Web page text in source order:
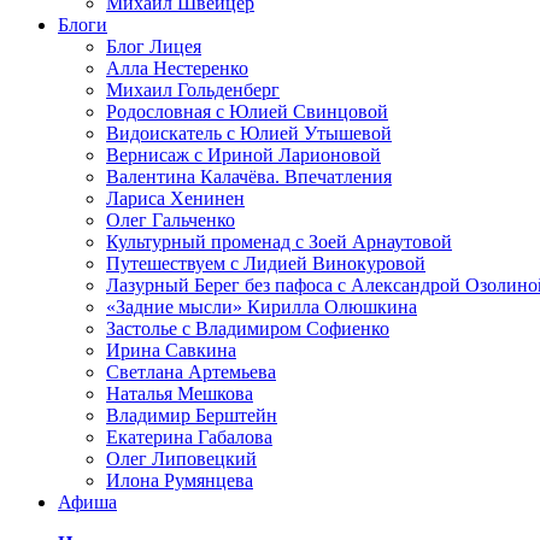
Блоги
Блог Лицея
Алла Нестеренко
Михаил Гольденберг
Родословная с Юлией Свинцовой
Видоискатель с Юлией Утышевой
Вернисаж с Ириной Ларионовой
Валентина Калачёва. Впечатления
Лариса Хенинен
Олег Гальченко
Культурный променад с Зоей Арнаутовой
Путешествуем с Лидией Винокуровой
Лазурный Берег без пафоса с Александрой
«Задние мысли» Кирилла Олюшкина
Застолье с Владимиром Софиенко
Ирина Савкина
Светлана Артемьева
Наталья Мешкова
Владимир Берштейн
Екатерина Габалова
Олег Липовецкий
Илона Румянцева
Афиша